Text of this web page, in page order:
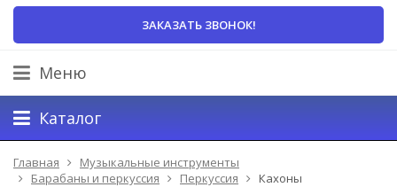
ЗАКАЗАТЬ ЗВОНОК!
Меню
Каталог
Главная
Музыкальные инструменты
Барабаны и перкуссия
Перкуссия Кахоны